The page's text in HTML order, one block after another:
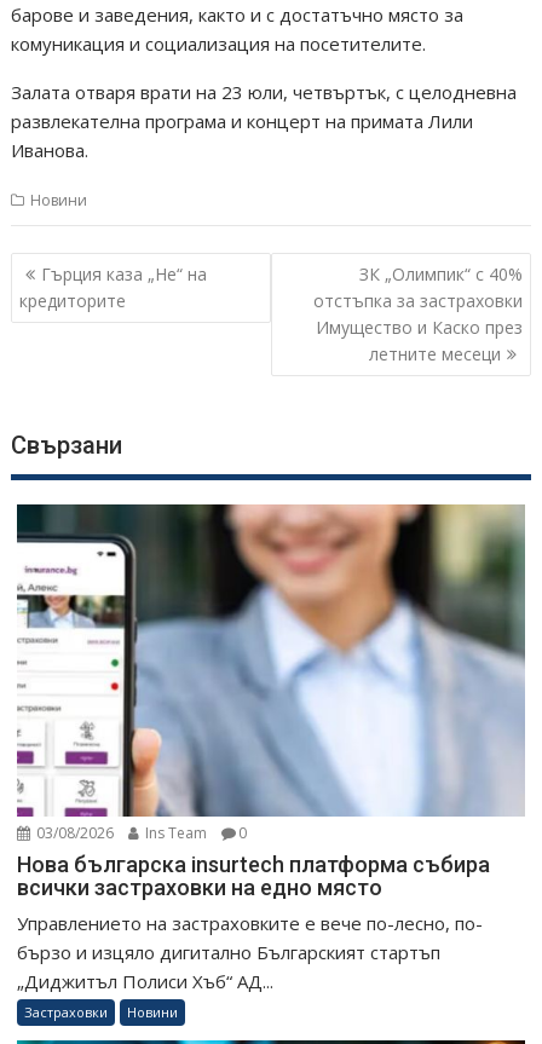
барове и заведения, както и с достатъчно място за
комуникация и социализация на посетителите.
Залата отваря врати на 23 юли, четвъртък, с целодневна
развлекателна програма и концерт на примата Лили
Иванова.
Новини
Навигация
Гърция каза „Не“ на
кредиторите
ЗК „Олимпик“ с 40%
отстъпка за застраховки
Имущество и Каско през
летните месеци
Свързани
03/08/2026 Ins Team 0
Нова българска insurtech платформа събира
всички застраховки на едно място
Управлението на застраховките е вече по-лесно, по-
бързо и изцяло дигитално Българският стартъп
„Диджитъл Полиси Хъб“ АД...
Застраховки Новини